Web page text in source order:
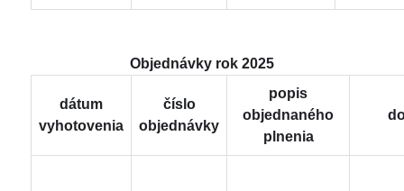
Objednávky rok 2025
dátum
vyhotovenia
číslo
objednávky
popis
objednaného
plnenia